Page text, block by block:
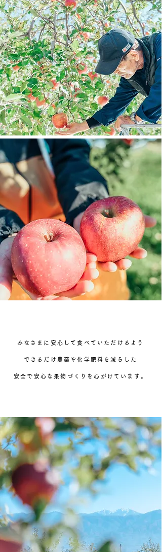
みなさまに安心して食べていただけるよう
できるだけ農薬や化学肥料を減らした
安全で安心な果物づくりを心がけています。